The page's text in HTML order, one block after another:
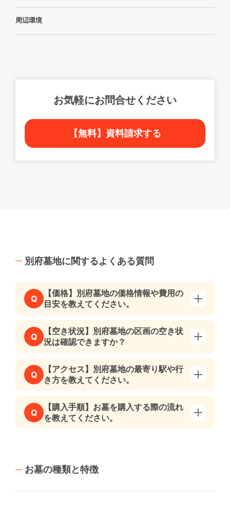
周辺環境
お気軽にお問合せください
【無料】資料請求する
別府墓地に関するよくある質問
Q
【価格】別府墓地の価格情報や費用の
目安を教えてください。
Q
【空き状況】別府墓地の区画の空き状
況は確認できますか？
Q
【アクセス】別府墓地の最寄り駅や行
き方を教えてください。
Q
【購入手順】お墓を購入する際の流れ
を教えてください。
お墓の種類と特徴